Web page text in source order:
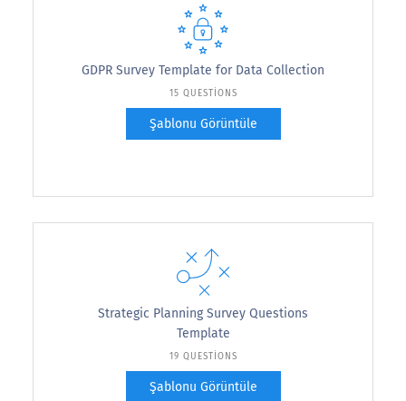
GDPR Survey Template for Data Collection
15 QUESTIONS
Şablonu Görüntüle
Strategic Planning Survey Questions
Template
19 QUESTIONS
Şablonu Görüntüle